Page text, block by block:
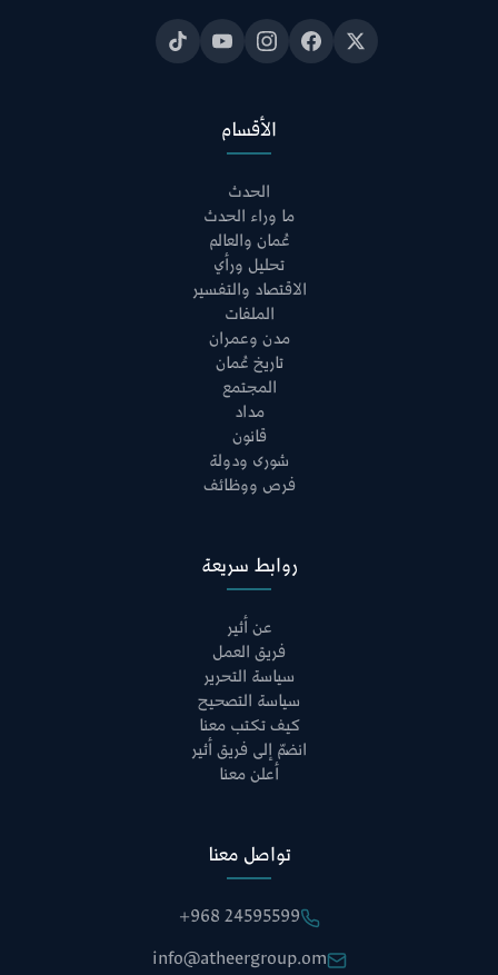
الأقسام
الحدث
ما وراء الحدث
عُمان والعالم
تحليل ورأي
الاقتصاد والتفسير
الملفات
مدن وعمران
تاريخ عُمان
المجتمع
مداد
قانون
شورى ودولة
فرص ووظائف
روابط سريعة
عن أثير
فريق العمل
سياسة التحرير
سياسة التصحيح
كيف تكتب معنا
انضمّ إلى فريق أثير
أعلن معنا
تواصل معنا
+968 24595599
info@atheergroup.om